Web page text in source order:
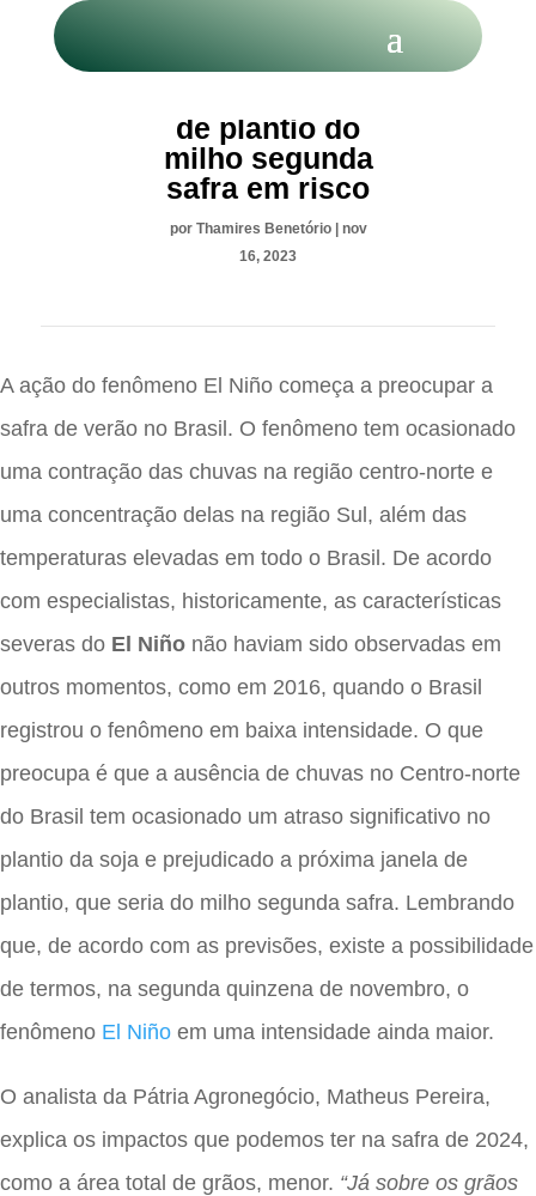
de plantio do
milho segunda
safra em risco
por Thamires Benetório| nov
16, 2023
A ação do fenômeno El Niño começa a preocupar a
safra de verão no Brasil. O fenômeno tem ocasionado
uma contração das chuvas na região centro-norte e
uma concentração delas na região Sul, além das
temperaturas elevadas em todo o Brasil. De acordo
com especialistas, historicamente, as características
severas do El Niño não haviam sido observadas em
outros momentos, como em 2016, quando o Brasil
registrou o fenômeno em baixa intensidade. O que
preocupa é que a ausência de chuvas no Centro-norte
do Brasil tem ocasionado um atraso significativo no
plantio da soja e prejudicado a próxima janela de
plantio, que seria do milho segunda safra. Lembrando
que, de acordo com as previsões, existe a possibilidade
de termos, na segunda quinzena de novembro, o
fenômeno El Niño em uma intensidade ainda maior.
O analista da Pátria Agronegócio, Matheus Pereira,
explica os impactos que podemos ter na safra de 2024,
como a área total de grãos, menor. “Já sobre os grãos